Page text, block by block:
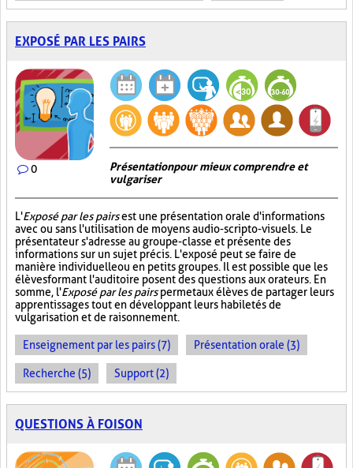
EXPOSÉ PAR LES PAIRS
0
Présentation pour mieux comprendre et
vulgariser
L'Exposé par les pairsest une présentation orale d'informations
avec ou sans l'utilisation de moyens audio-scripto-visuels. Le
présentateur s'adresse au groupe-classe et présente des
informations sur un sujet précis. L'exposé peut se faire de
manière individuelle ou en petits groupes. Il est possible que les
élèves formant l'auditoire posent des questions aux orateurs. En
somme, l'Exposé par les pairspermet aux élèves de partager leurs
apprentissages tout en développant leurs habiletés de
vulgarisation et de raisonnement.
Enseignement par les pairs (7) Présentation orale (3)
Recherche (5) Support (2)
QUESTIONS À FOISON